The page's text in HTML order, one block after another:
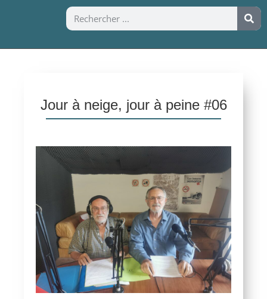
Jour à neige, jour à peine #06